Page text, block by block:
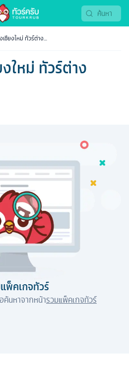
ชียงใหม่ ทัวร์ต่าง
ใหม่ ทัวร์ต่าง
พ็คเกจทัวร์
ค้นหาจากหน้ารวมแพ็คเกจทัวร์